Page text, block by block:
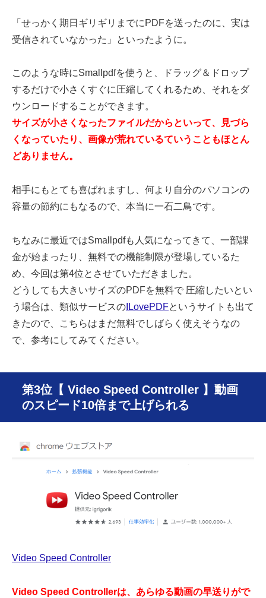
「せっかく期日ギリギリまでにPDFを送ったのに、実は
受信されていなかった」といったように。
このような時にSmallpdfを使うと、ドラッグ＆ドロップ
するだけで小さくすぐに圧縮してくれるため、それをダ
ウンロードすることができます。
サイズが小さくなったファイルだからといって、見づら
くなっていたり、画像が荒れているていうこともほとん
どありません。
相手にもとても喜ばれますし、何より自分のパソコンの
容量の節約にもなるので、本当に一石二鳥です。
ちなみに最近ではSmallpdfも人気になってきて、一部課
金が始まったり、無料での機能制限が登場しているた
め、今回は第4位とさせていただきました。
どうしても大きいサイズのPDFを無料で 圧縮したいとい
う場合は、類似サービスの ILovePDFというサイトも出て
きたので、こちらはまだ無料でしばらく使えそうなの
で、参考にしてみてください。
第3位【 Video Speed Controller 】動画
のスピード10倍まで上げられる
Video Speed Controller
Video Speed Controllerは、あらゆる動画の早送りがで